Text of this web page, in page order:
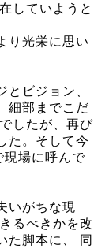
していようと
り光栄に思い
ビジョン、
細部までこだ
したが、再び
た。そして今
現場に呼んで
いがちな現
るべきかを改
脚本に、 同